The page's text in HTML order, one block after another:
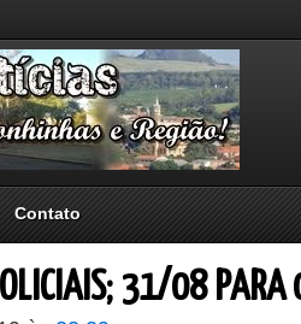
Contato
31/08